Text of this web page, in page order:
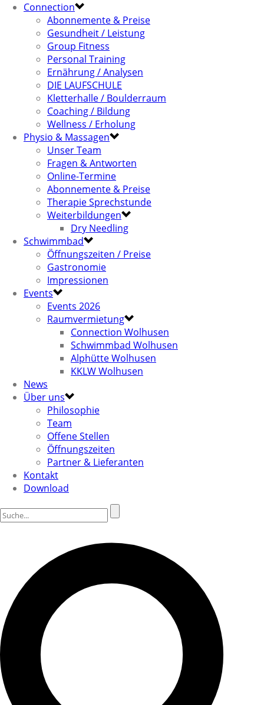
Connection
Abonnemente & Preise
Gesundheit / Leistung
Group Fitness
Personal Training
Ernährung / Analysen
DIE LAUFSCHULE
Kletterhalle / Boulderraum
Coaching / Bildung
Wellness / Erholung
Physio & Massagen
Unser Team
Fragen & Antworten
Online-Termine
Abonnemente & Preise
Therapie Sprechstunde
Weiterbildungen
Dry Needling
Schwimmbad
Öffnungszeiten / Preise
Gastronomie
Impressionen
Events
Events 2026
Raumvermietung
Connection Wolhusen
Schwimmbad Wolhusen
Alphütte Wolhusen
KKLW Wolhusen
News
Über uns
Philosophie
Team
Offene Stellen
Öffnungszeiten
Partner & Lieferanten
Kontakt
Download